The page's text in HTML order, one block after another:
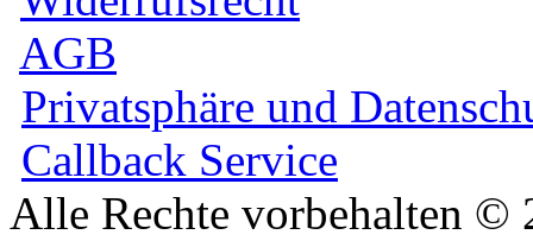
AGB
Privatsphäre und
Callback Service
Alle Rechte vorbehalten ©